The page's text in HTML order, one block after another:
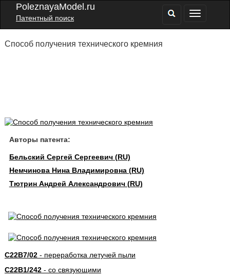
PoleznayaModel.ru
Патентный поиск
Способ получения технического кремния
Авторы патента:
Бельский Сергей Сергеевич (RU)
Немчинова Нина Владимировна (RU)
Тютрин Андрей Александрович (RU)
C22B7/02- переработка летучей пыли
C22B1/242- со связующими